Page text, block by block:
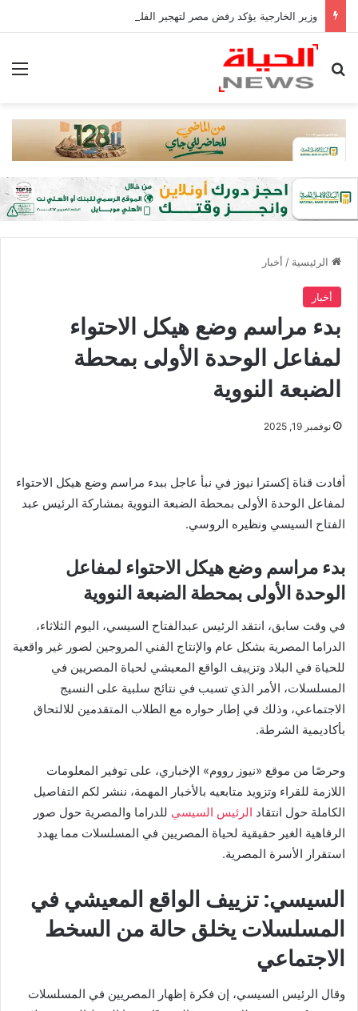
بحث عن
الرئيسية / أخبار
أخبار
بدء مراسم وضع هيكل الاحتواء
لمفاعل الوحدة الأولى بمحطة
الضبعة النووية
نوفمبر 19, 2025
أفادت قناة إكسترا نيوز في نبأ عاجل ببدء مراسم وضع هيكل الاحتواء
لمفاعل الوحدة الأولى بمحطة الضبعة النووية بمشاركة الرئيس عبد
الفتاح السيسي ونظيره الروسي.
بدء مراسم وضع هيكل الاحتواء لمفاعل
الوحدة الأولى بمحطة الضبعة النووية
في وقت سابق، انتقد الرئيس عبدالفتاح السيسي، اليوم الثلاثاء،
الدراما المصرية بشكل عام والإنتاج الفني المروجين لصور غير واقعية
للحياة في البلاد وتزييف الواقع المعيشي لحياة المصريين في
المسلسلات، الأمر الذي تسبب في نتائج سلبية على النسيج
الاجتماعي، وذلك في إطار حواره مع الطلاب المتقدمين للالتحاق
بأكاديمية الشرطة.
وحرصًا من موقع «نيوز رووم» الإخباري، على توفير المعلومات
اللازمة للقراء وتزويد متابعيه بالأخبار المهمة، ننشر لكم التفاصيل
الكاملة حول انتقاد الرئيس السيسي للدراما والمصرية حول صور
الرفاهية الغير حقيقية لحياة المصريين في المسلسلات مما يهدد
استقرار الأسرة المصرية.
السيسي: تزييف الواقع المعيشي في
المسلسلات يخلق حالة من السخط
الاجتماعي
وقال الرئيس السيسي، إن فكرة إظهار المصريين في المسلسلات